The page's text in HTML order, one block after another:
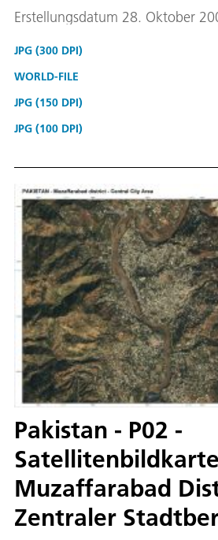
Erstellungsdatum 28. Oktober
JPG (300 DPI)
WORLD-FILE
JPG (150 DPI)
JPG (100 DPI)
Pakistan - P02 -
Muzaffarabad
Zentraler